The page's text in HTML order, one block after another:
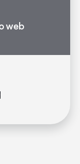
web